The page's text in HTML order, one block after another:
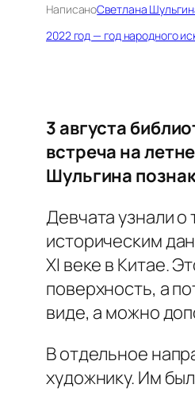
НаписаноСветлана
2022 год — год народного
3 августа
встреча на
Шульгина
Девчата узнали о
историческим
XI веке в Китае.
поверхность, а
виде, а можно
В отдельное
художнику. Им